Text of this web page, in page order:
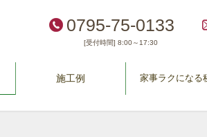
0795-75-0133
[受付時間] 8:00～17:30
施工例 家事ラクになる